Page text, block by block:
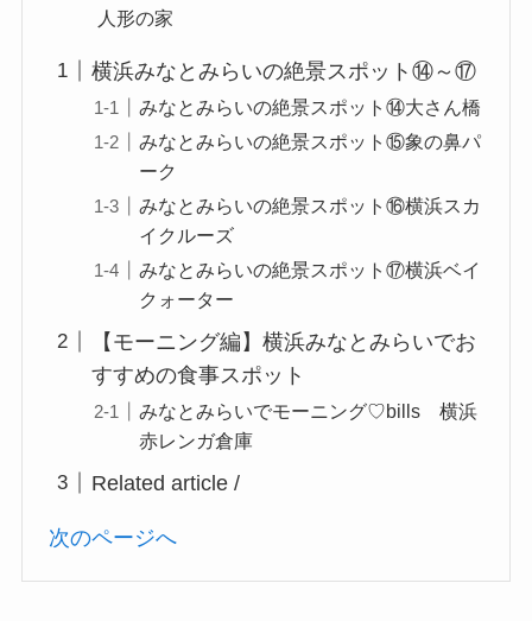
人形の家
横浜みなとみらいの絶景スポット⑭～⑰
みなとみらいの絶景スポット⑭大さん橋
みなとみらいの絶景スポット⑮象の鼻パ
ーク
みなとみらいの絶景スポット⑯横浜スカ
イクルーズ
みなとみらいの絶景スポット⑰横浜ベイ
クォーター
【モーニング編】横浜みなとみらいでお
すすめの食事スポット
みなとみらいでモーニング♡bills 横浜
赤レンガ倉庫
Related article /
次のページへ